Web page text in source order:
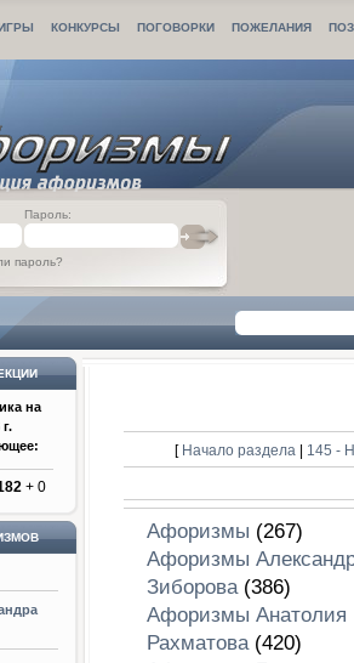
КОНКУРСЫ ПОГОВОРКИ ПОЖЕЛАНИЯ
Пароль:
пароль?
на
+ 0
[ Начало раздела | 145 -
Афоризмы (267)
Афоризмы
Зиборова(386)
Афоризмы Анатолия
Рахматова(420)